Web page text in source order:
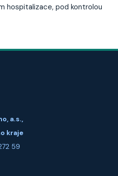
hospitalizace, pod kontrolou
a.s.,
kraje
59